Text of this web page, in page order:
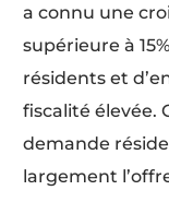
a connu une
supérieure à
résidents et
fiscalité élevée.
demande
largement